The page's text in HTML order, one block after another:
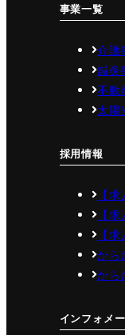
事業一覧
介護
鍼灸
不動
太陽
採用情報
【求
【求
【求
から
から
インフォメ